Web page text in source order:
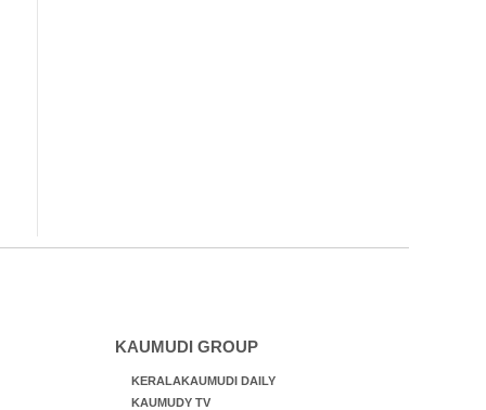
KAUMUDI GROUP
KERALAKAUMUDI DAILY
KAUMUDY TV